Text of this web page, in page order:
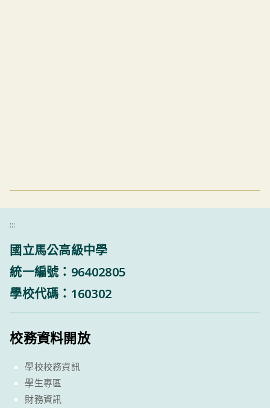
:::
國立馬公高級中學
統一編號：96402805
學校代碼：160302
校務資料開放
學校校務資訊
學生專區
財務資訊